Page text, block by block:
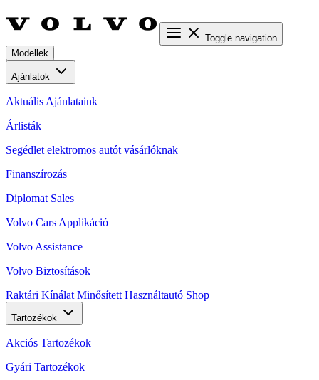
Toggle navigation
Modellek
Ajánlatok
Aktuális Ajánlataink
Árlisták
Segédlet elektromos autót vásárlóknak
Finanszírozás
Diplomat Sales
Volvo Cars Applikáció
Volvo Assistance
Volvo Biztosítások
Raktári Kínálat Minősített Használtautó Shop
Tartozékok
Akciós Tartozékok
Gyári Tartozékok